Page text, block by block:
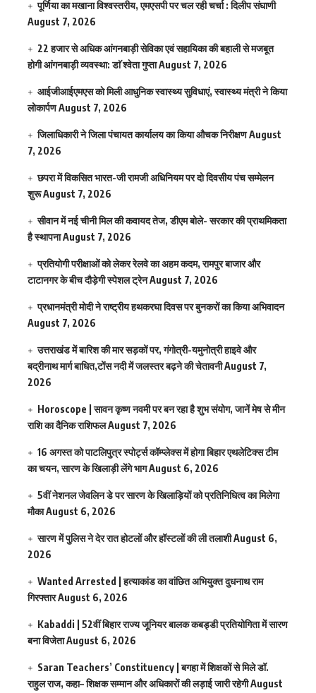
पूर्णिया का मखाना विश्वस्तरीय, एमएसपी पर चल रही चर्चा : दिलीप संघाणी
August 7, 2026
22 हजार से अधिक आंगनबाड़ी सेविका एवं सहायिका की बहाली से मजबूत
होगी आंगनबाड़ी व्यवस्था: डाॅ श्वेता गुप्ताAugust 7, 2026
आईजीआईएमएस काे मिली आधुनिक स्वास्थ्य सुविधाएं, स्वास्थ्य मंत्री ने किया
लोकार्पणAugust 7, 2026
जिलाधिकारी ने जिला पंचायत कार्यालय का किया औचक निरीक्षणAugust
7, 2026
छपरा में विकसित भारत-जी रामजी अधिनियम पर दो दिवसीय पंच सम्मेलन
शुरूAugust 7, 2026
सीवान में नई चीनी मिल की कवायद तेज, डीएम बोले- सरकार की प्राथमिकता
है स्थापनाAugust 7, 2026
प्रतियोगी परीक्षाओं को लेकर रेलवे का अहम कदम, रामपुर बाजार और
टाटानगर के बीच दौड़ेगी स्पेशल ट्रेनAugust 7, 2026
प्रधानमंत्री मोदी ने राष्ट्रीय हथकरघा दिवस पर बुनकरों का किया अभिवादन
August 7, 2026
उत्तराखंड में बारिश की मार सड़कों पर, गंगोत्री-यमुनोत्री हाइवे और
बद्रीनाथ मार्ग बाधित,टोंस नदी में जलस्तर बढ़ने की चेतावनीAugust 7,
2026
Horoscope | सावन कृष्ण नवमी पर बन रहा है शुभ संयोग, जानें मेष से मीन
राशि का दैनिक राशिफलAugust 7, 2026
16 अगस्त को पाटलिपुत्र स्पोर्ट्स कॉम्प्लेक्स में होगा बिहार एथलेटिक्स टीम
का चयन, सारण के खिलाड़ी लेंगे भागAugust 6, 2026
5वीं नेशनल जेवलिन डे पर सारण के खिलाड़ियों को प्रतिनिधित्व का मिलेगा
मौकाAugust 6, 2026
सारण में पुलिस ने देर रात होटलों और हॉस्टलों की ली तलाशीAugust 6,
2026
Wanted Arrested | हत्याकांड का वांछित अभियुक्त दुधनाथ राम
गिरफ्तारAugust 6, 2026
Kabaddi | 52वीं बिहार राज्य जूनियर बालक कबड्डी प्रतियोगिता में सारण
बना विजेताAugust 6, 2026
Saran Teachers’ Constituency | बगहा में शिक्षकों से मिले डॉ.
राहुल राज, कहा– शिक्षक सम्मान और अधिकारों की लड़ाई जारी रहेगीAugust